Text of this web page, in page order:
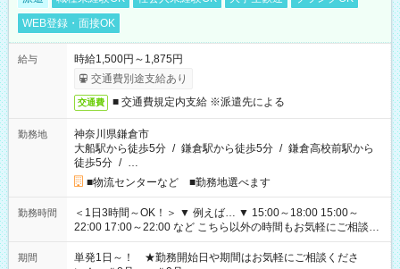
WEB登録・面接OK
給与
時給1,500円～1,875円
交通費別途支給あり
交通費 ■ 交通費規定内支給 ※派遣先による
勤務地
神奈川県鎌倉市
大船駅から徒歩5分 / 鎌倉駅から徒歩5分 / 鎌倉高校前駅から
徒歩5分 / …
■物流センターなど ■勤務地選べます
勤務時間
＜1日3時間～OK！＞ ▼ 例えば… ▼ 15:00～18:00 15:00～
22:00 17:00～22:00 など こちら以外の時間もお気軽にご相談く
ださい！
期間
単発1日～！ ★勤務開始日や期間はお気軽にご相談くださ